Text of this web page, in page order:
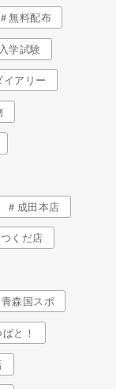
無料配布
入学試験
イアリー
成田本店
くだ店
青森国スポ
と！